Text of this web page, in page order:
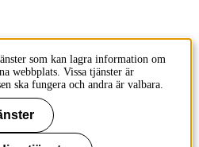
som kan lagra information om
webbplats. Vissa tjänster är
ska fungera och andra är valbara.